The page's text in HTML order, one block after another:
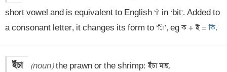
short vowel and is equivalent to English ‘i' in ‘bit'. Added to
a consonant letter, it changes its form to ‘ি’, eg ক + ই = কি.
ইঁচা (noun) the prawn or the shrimp: ইঁচা মাছ.